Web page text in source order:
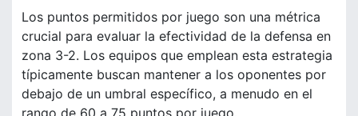
Los puntos permitidos por juego son una métrica
crucial para evaluar la efectividad de la defensa en
zona 3-2. Los equipos que emplean esta estrategia
típicamente buscan mantener a los oponentes por
debajo de un umbral específico, a menudo en el
rango de 60 a 75 puntos por juego.